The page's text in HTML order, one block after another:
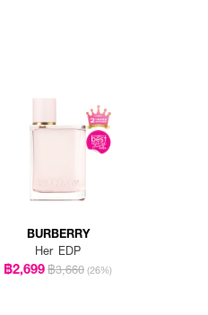
BURBERRY
Her EDP
฿2,699฿3,660 (26%)